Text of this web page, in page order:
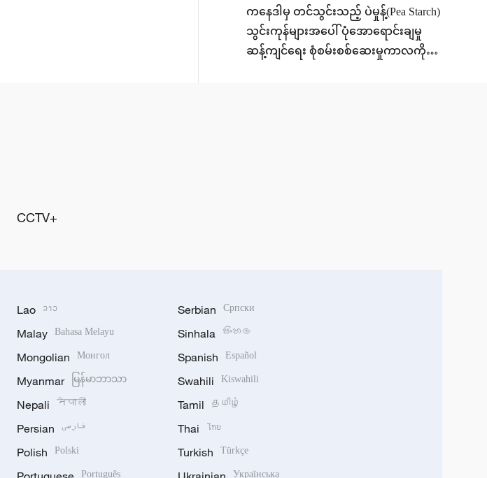
ကနေဒါမှ တင်သွင်းသည့် ပဲမှုန့်(Pea Starch)
သွင်းကုန်များအပေါ် ပုံအောရောင်းချမှု
ဆန့်ကျင်ရေး စုံစမ်းစစ်ဆေးမှုကာလကို
CCTV+
Lao ລາວ
Malay Bahasa Melayu
Mongolian Монгол
Myanmar မြန်မာဘာသာ
Nepali नेपाली
Persian فارسی
Polish Polski
Português
Serbian Српски
Sinhala සිංහල
Spanish Español
Swahili Kiswahili
Tamil தமிழ்
Thai ไทย
Turkish Türkçe
Українська